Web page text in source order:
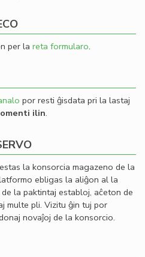
per la reta formularo.
por resti ĝisdata pri la lastaj
ilin.
estas la konsorcia magazeno de la
ebligas la aliĝon al la
la paktintaj establoj, aĉeton de
multe pli. Vizitu ĝin tuj por
novaĵoj de la konsorcio.